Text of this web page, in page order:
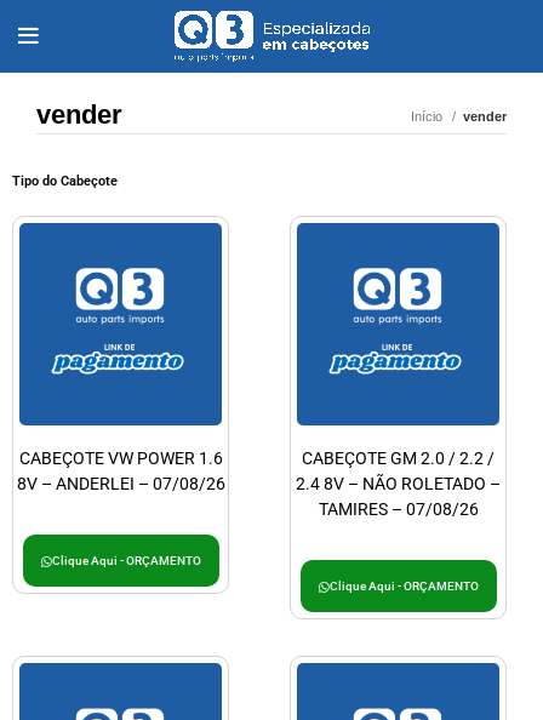
vender Início vender
Tipo do Cabeçote
CABEÇOTE VW POWER 1.6
8V – ANDERLEI – 07/08/26
Clique Aqui - ORÇAMENTO
CABEÇOTE GM 2.0 / 2.2 /
2.4 8V – NÃO ROLETADO –
TAMIRES – 07/08/26
Clique Aqui - ORÇAMENTO